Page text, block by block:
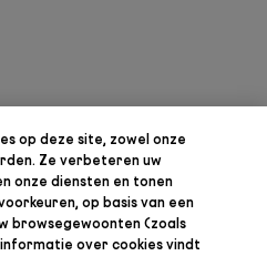
op deze site, zowel onze
Ze verbeteren uw
onze diensten en tonen
op basis van een
browsegewoonten (zoals
over cookies vindt